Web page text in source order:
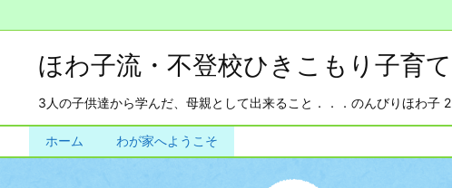
ほわ子流・不登校ひきこもり子育て
3人の子供達から学んだ、母親として出来ること．．．のんびりほわ子 2
ホーム わが家へようこそ